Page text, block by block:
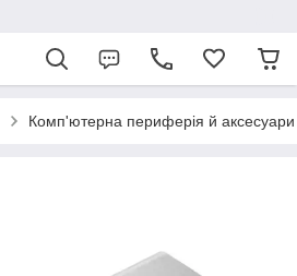
Комп'ютерна периферія й аксесуари